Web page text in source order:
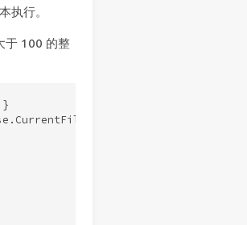
执行。
于 100 的整
}
-Action